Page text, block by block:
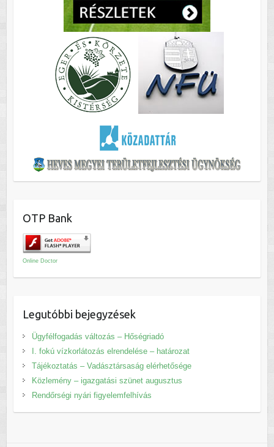
OTP Bank
Online Doctor
Legutóbbi bejegyzések
Ügyfélfogadás változás – Hőségriadó
I. fokú vízkorlátozás elrendelése – határozat
Tájékoztatás – Vadásztársaság elérhetősége
Közlemény – igazgatási szünet augusztus
Rendőrségi nyári figyelemfelhívás